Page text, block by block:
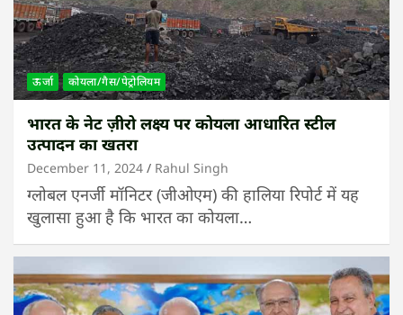
ऊर्जा कोयला/गैस/पेट्रोलियम
भारत के नेट ज़ीरो लक्ष्य पर कोयला आधारित स्टील
उत्पादन का खतरा
December 11, 2024 Rahul Singh
ग्लोबल एनर्जी मॉनिटर (जीओएम) की हालिया रिपोर्ट में यह
खुलासा हुआ है कि भारत का कोयला…